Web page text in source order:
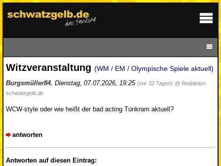
Witzveranstaltung (WM / EM / Olympische Spiele aktuell)
Burgsmüller84, Dienstag, 07.07.2026, 19:25 (vor 32 Tagen) @ Redaktion
schwatzgelb.de
WCW-style oder wie heißt der bad acting Tünkram aktuell?
antworten
Antworten auf diesen Eintrag: